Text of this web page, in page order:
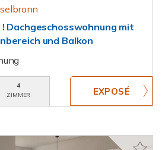
Dachgeschosswohnung mit
und Balkon
4
ZIMMER